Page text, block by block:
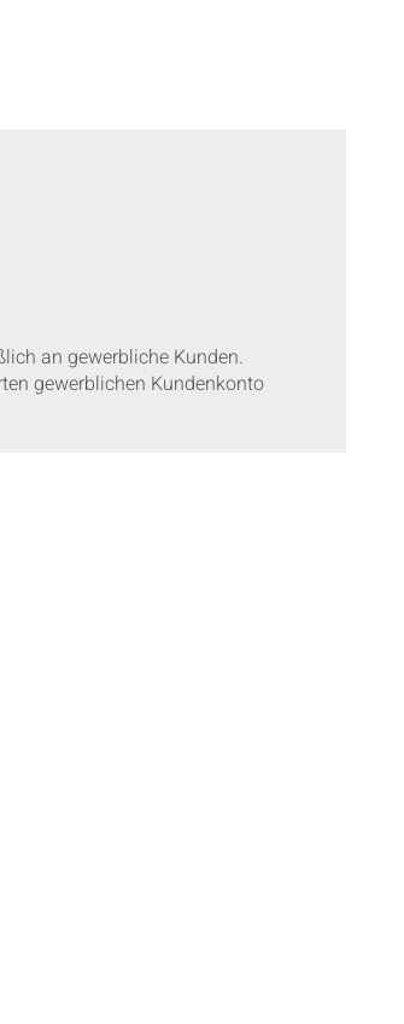
an gewerbliche Kunden.
gewerblichen Kundenkonto